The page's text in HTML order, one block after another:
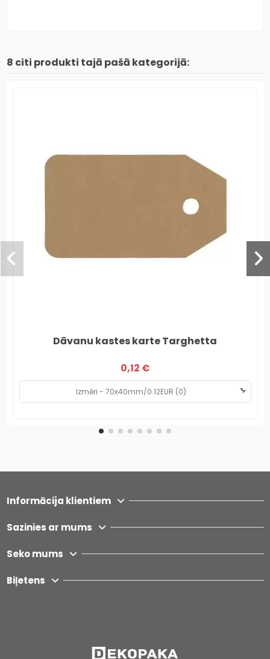
8 citi produkti tajā pašā kategorijā:
Dāvanu kastes karte Targhetta
0,12 €
Informācija klientiem
Sazinies ar mums
Seko mums
Biļetens